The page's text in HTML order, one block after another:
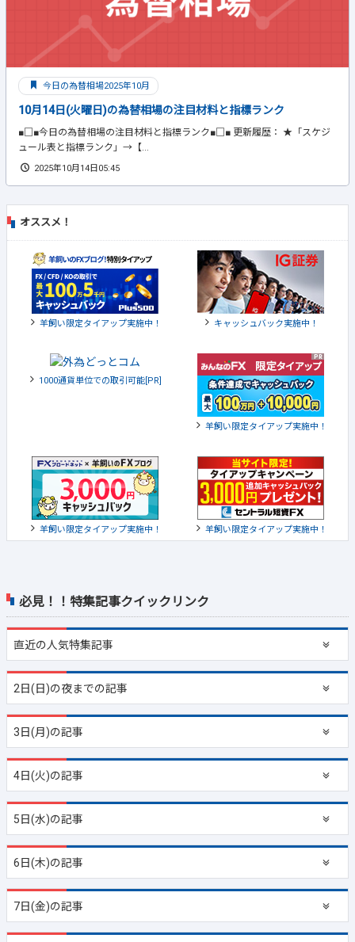
今日の為替相場2025年10月
10月14日(火曜日)の為替相場の注目材料と指標ランク
■□■今日の為替相場の注目材料と指標ランク■□■ 更新履歴： ★「スケジ
ュール表と指標ランク」→【...
2025年10月14日05:45
必見！！特集記事クイックリンク
直近の人気特集記事
2日(日)の夜までの記事
3日(月)の記事
4日(火)の記事
5日(水)の記事
6日(木)の記事
7日(金)の記事
オススメ！
羊飼い限定タイアップ実施中！ キャッシュバック実施中！
1000通貨単位での取引可能[PR]
羊飼い限定タイアップ実施中！
羊飼い限定タイアップ実施中！ 羊飼い限定タイアップ実施中！